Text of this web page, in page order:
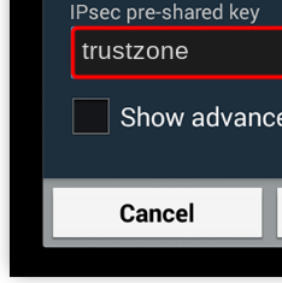
trustzone